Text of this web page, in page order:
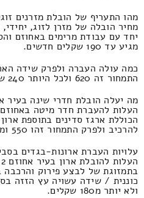
מהו התעריף של הובלת מזרנים
מחיר הובלה של מזרן לזוג,
מגיע עד 190 שקלים חדשים.
כמה עולה העברה ולפרק שידה
התמחור זה 620 ולכל היותר 240 שקל.
מה יעלה הובלת חדרי שינה בעיר
העלות להעברת חדר מיטה
הכוללת ארגז סדינים בתוספת
להרכיב ולפרק התמחור זהו 550 ומקסימום 230 שקל חדש.
עלויות העברת ארונות-בגדים
בתמזוגת של לבצע פירוק
ולא יותר מ180 שקלים.